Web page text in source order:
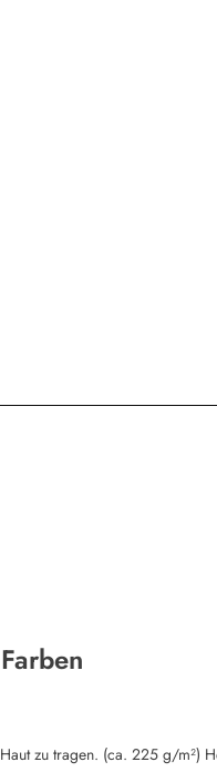
zu tragen. (ca. 225 g/m²)